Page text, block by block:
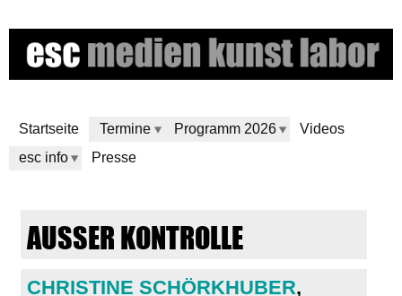
to
main
Startseite
Termine Programm 2026
Videos
esc info
Presse
AUSSER KONTROLLE
CHRISTINE SCHÖRKHUBER,